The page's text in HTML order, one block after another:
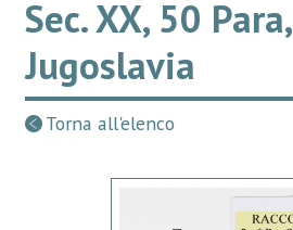
Sec. XX, 50 Para,
Jugoslavia
Torna all'elenco